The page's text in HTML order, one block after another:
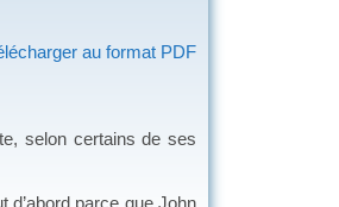
au format PDF
selon certains de ses
parce que John